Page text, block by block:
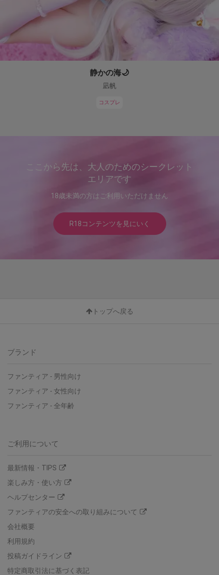
静かの海🌙
凪帆
コスプレ
ここから先は、大人のためのシークレット
エリアです
18歳未満の方はご利用いただけません
R18コンテンツを見にいく
トップへ戻る
ブランド
ファンティア - 男性向け
ファンティア - 女性向け
ファンティア - 全年齢
ご利用について
最新情報・TIPS
楽しみ方・使い方
ヘルプセンター
ファンティアの安全への取り組みについて
会社概要
利用規約
投稿ガイドライン
特定商取引法に基づく表記